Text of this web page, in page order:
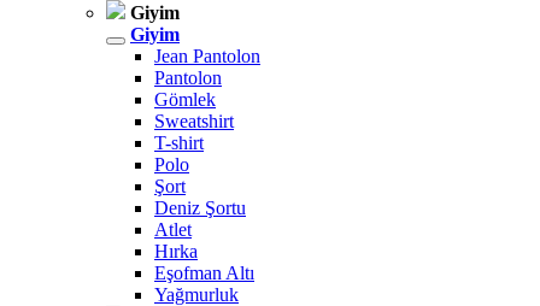
Giyim
Giyim
Jean Pantolon
Pantolon
Gömlek
Sweatshirt
T-shirt
Polo
Şort
Deniz Şortu
Atlet
Hırka
Eşofman Altı
Yağmurluk